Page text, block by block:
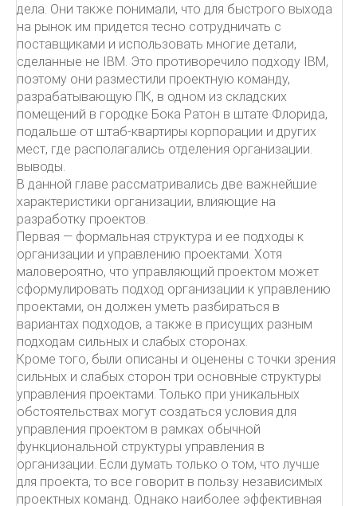
дела. Они также понимали, что для быстрого выхода
на рынок им придется тесно сотрудничать с
поставщиками и использовать многие детали,
сделанные не IBM. Это противоречило подходу IBM,
поэтому они разместили проектную команду,
разрабатывающую ПК, в одном из складских
помещений в городке Бока Ратон в штате Флорида,
подальше от штаб-квартиры корпорации и других
мест, где располагались отделения организации.
выводы.
В данной главе рассматривались две важнейшие
характеристики организации, влияющие на
разработку проектов.
Первая — формальная структура и ее подходы к
организации и управлению проектами. Хотя
маловероятно, что управляющий проектом может
сформулировать подход организации к управлению
проектами, он должен уметь разбираться в
вариантах подходов, а также в присущих разным
подходам сильных и слабых сторонах.
Кроме того, были описаны и оценены с точки зрения
сильных и слабых сторон три основные структуры
управления проектами. Только при уникальных
обстоятельствах могут создаться условия для
управления проектом в рамках обычной
функциональной структуры управления в
организации. Если думать только о том, что лучше
для проекта, то все говорит в пользу независимых
проектных команд. Однако наиболее эффективная